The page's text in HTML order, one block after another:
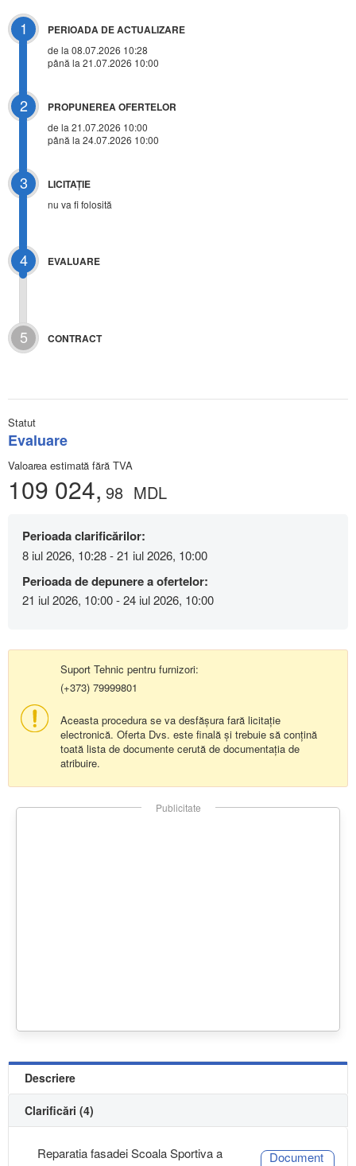
1 PERIOADA DE ACTUALIZARE
de la 08.07.2026 10:28
până la 21.07.2026 10:00
2 PROPUNEREA OFERTELOR
de la 21.07.2026 10:00
până la 24.07.2026 10:00
3 LICITAŢIE
nu va fi folosită
4 EVALUARE
5 CONTRACT
Statut
Evaluare
Valoarea estimată fără TVA
109 024, 98 MDL
Perioada clarificărilor:
8 iul 2026, 10:28 - 21 iul 2026, 10:00
Perioada de depunere a ofertelor:
21 iul 2026, 10:00 - 24 iul 2026, 10:00
Suport Tehnic pentru furnizori:
(+373) 79999801
Aceasta procedura se va desfășura fară licitație
electronică. Oferta Dvs. este finală și trebuie să conțină
toată lista de documente cerută de documentația de
atribuire.
Publicitate
Descriere
Clarificări (4)
Reparatia fasadei Scoala Sportiva a
Document